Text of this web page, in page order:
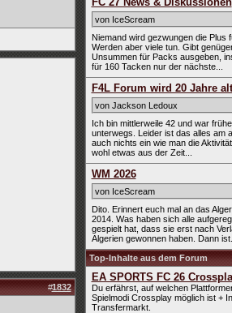
#1832
von IceScream
Niemand wird gezwungen die Plus
Werden aber viele tun. Gibt
Unsummen für Packs ausgeben,
für 160 Tacken nur der nächste...
F4L Forum wird 20 Jahre
von Jackson Ledoux
Ich bin mittlerweile 42 und war
unterwegs. Leider ist das alles am
auch nichts ein wie man die
wohl etwas aus der Zeit...
WM 2026
von IceScream
Dito. Erinnert euch mal an das
2014. Was haben sich alle
gespielt hat, dass sie erst nach
Algerien gewonnen haben. Dann ist...
Top-Inhalte aus dem Forum
EA SPORTS FC 26
Du erfährst, auf welchen
Spielmodi Crossplay möglich ist +
Transfermarkt.